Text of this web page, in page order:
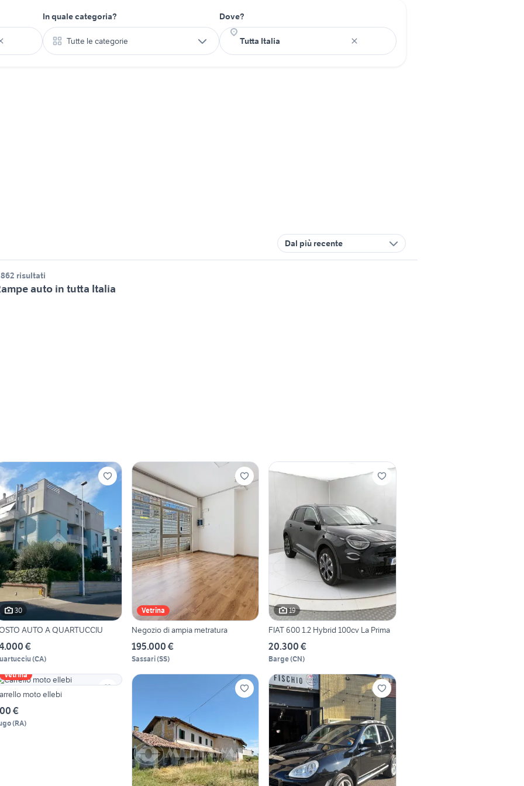
In quale categoria?
Tutte le categorie
Dove?
Dal più recente
risultati
auto in tutta Italia
30
AUTO A QUARTUCCIU
€
(CA)
Vetrina
Negozio di ampia metratura
195.000 €
Sassari(SS)
19
FIAT 600 1.2 Hybrid 100cv La Prima
20.300 €
Barge(CN)
Vetrina
moto ellebi
€
(RA)